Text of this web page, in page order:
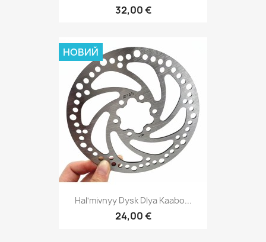
32,00 €
Halʹmivnyy Dysk Dlya Kaabo...
24,00 €
НОВИЙ